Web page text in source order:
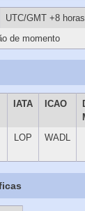
UTC/GMT +8 horas
de momento
IATA ICAO
LOP WADL